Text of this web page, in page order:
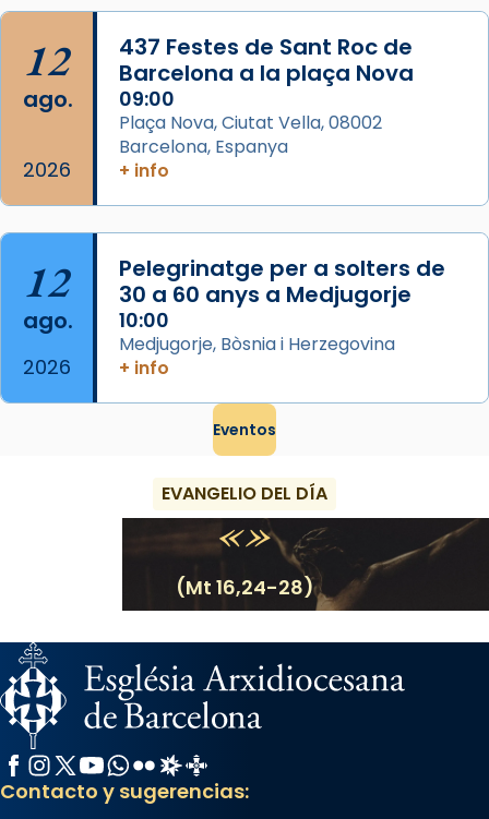
Mataró en reivindicarà les relíq
Foto
View on Facebook · Share
12
ago.
2026
437 Festes de Sant Roc de
Barcelona a la plaça Nova
09:00
Plaça Nova, Ciutat Vella, 08002
Barcelona, Espanya
+ info
12
ago.
2026
Pelegrinatge per a solters de
30 a 60 anys a Medjugorje
10:00
Medjugorje, Bòsnia i Herzegovina
+ info
Eventos
EVANGELIO DEL DÍA
(Mt 16,24-28)
Facebook
Instagram
X / Twitter
YouTube
WhatsApp
FlickrRadio Estel
Catalunya Cristiana
Contacto y sugerencias: